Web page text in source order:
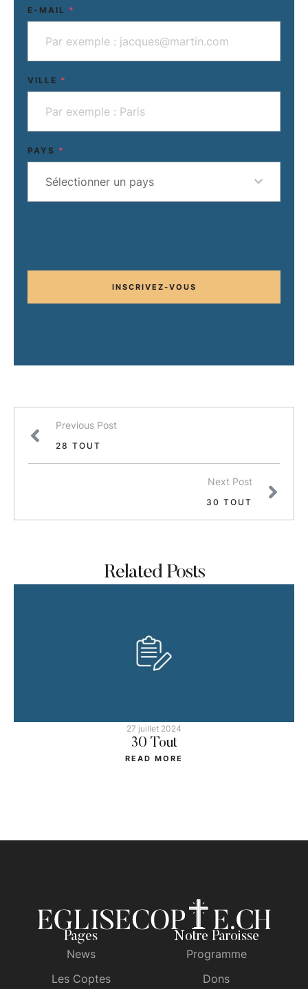
E-MAIL *
VILLE *
PAYS *
Sélectionner un pays
INSCRIVEZ-VOUS
Previous Post
28 TOUT
Next Post
30 TOUT
Related Posts
27 juillet 2024
30 Tout
READ MORE
Pages
News
Les Coptes
Notre Paroisse
Programme
Dons